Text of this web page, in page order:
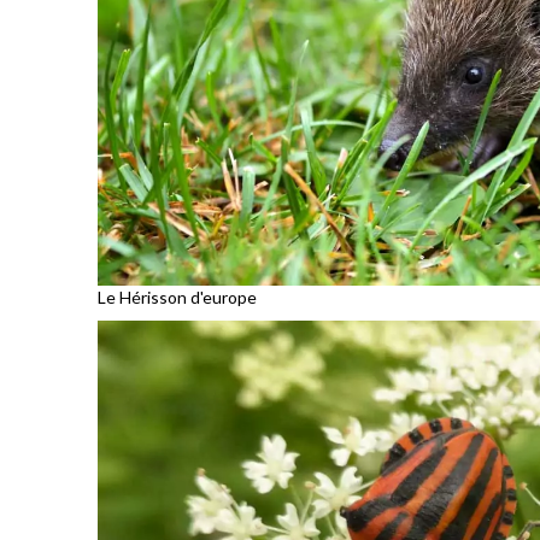
Le Hérisson d'europe